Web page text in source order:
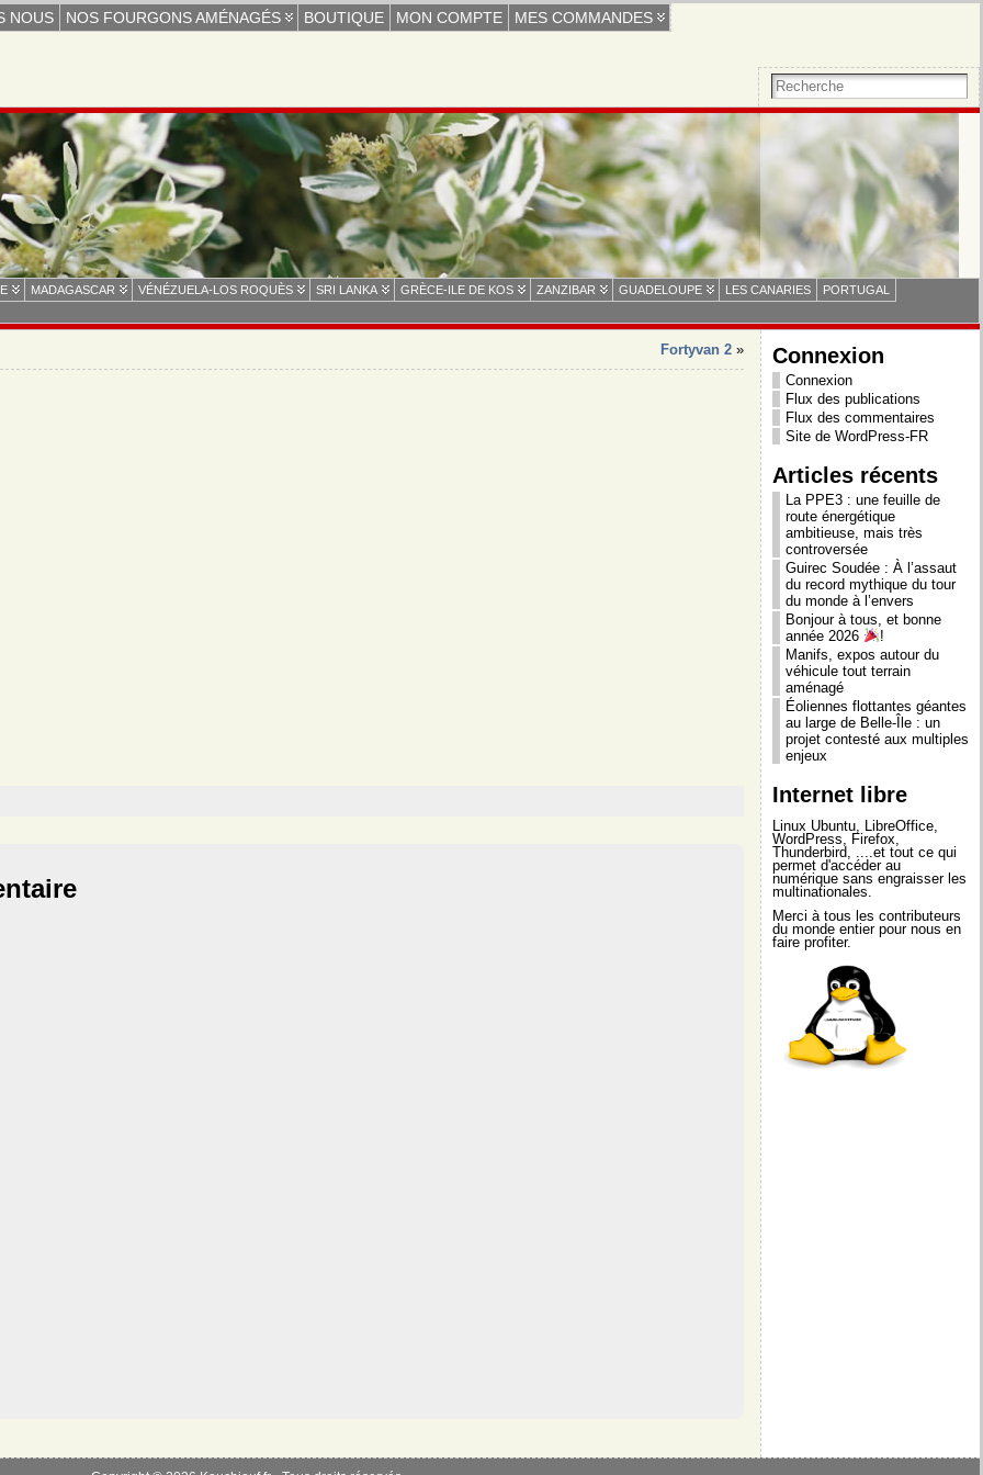
NOUS NOS FOURGONS AMÉNAGÉS BOUTIQUE MON COMPTE MES COMMANDES
MADAGASCAR VÉNÉZUELA-LOS ROQUÈS SRI LANKA GRÈCE-ILE DE KOS ZANZIBAR GUADELOUPE LES CANARIES
PORTUGAL
Fortyvan 2 » Connexion
Connexion
Flux des publications
Flux des commentaires
Site de WordPress-FR
Articles récents
La PPE3 : une feuille de
route énergétique
ambitieuse, mais très
controversée
Guirec Soudée : À l’assaut
du record mythique du tour
du monde à l’envers
Bonjour à tous, et bonne
année 2026
!
Manifs, expos autour du
véhicule tout terrain
aménagé
Éoliennes flottantes géantes
au large de Belle-Île : un
projet contesté aux multiples
enjeux
Internet libre
Linux Ubuntu, LibreOffice,
WordPress, Firefox,
Thunderbird, ....et tout ce qui
permet d'accéder au
numérique sans engraisser les
multinationales.
Merci à tous les contributeurs
du monde entier pour nous en
faire profiter.